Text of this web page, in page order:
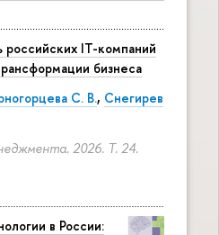
IT-компаний
бизнеса
С. В., Снегирев
2026. Т. 24.
в России: